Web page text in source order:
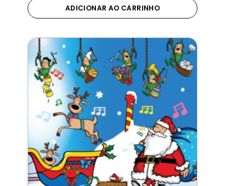
ADICIONAR AO CARRINHO